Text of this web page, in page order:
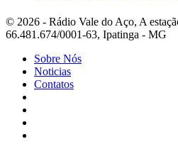
© 2026 - Rádio Vale do Aço, A
66.481.674/0001-63, Ipatinga - MG
Sobre Nós
Noticias
Contatos